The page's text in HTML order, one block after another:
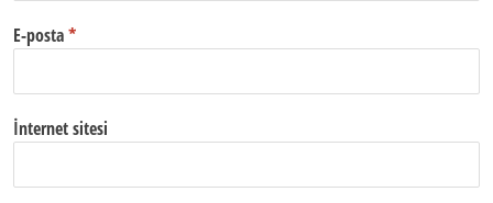
E-posta*
İnternet sitesi